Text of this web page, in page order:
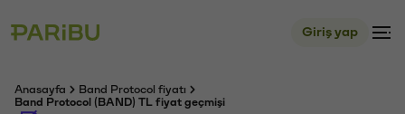
Giriş yap
Anasayfa
Band Protocol fiyatı
Band Protocol (BAND) TL fiyat geçmişi